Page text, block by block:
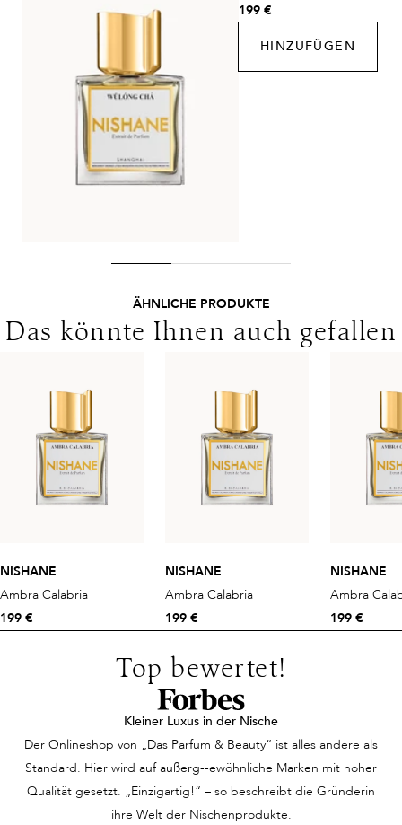
Lieferungen in die Schweiz erfolgen ohne MwSt. - beachten
Sie bitte die abweichenden Bedingungen. Für den Versand ins
Ausland gelten andere Versandkosten.
199 €
HINZUFÜGEN
ÄHNLICHE PRODUKTE
Das könnte Ihnen auch gefallen
NISHANE
Ambra Calabria
199 €
NISHANE
Ambra Calabria
199 €
NISHANE
Ambra
199 €
Top bewertet!
Kleiner Luxus in der Nische
Der Onlineshop von „Das Parfum & Beauty“ ist alles andere als
Standard. Hier wird auf außerg--ewöhnliche Marken mit hoher
Qualität gesetzt. „Einzigartig!“ – so beschreibt die Gründerin
ihre Welt der Nischenprodukte.